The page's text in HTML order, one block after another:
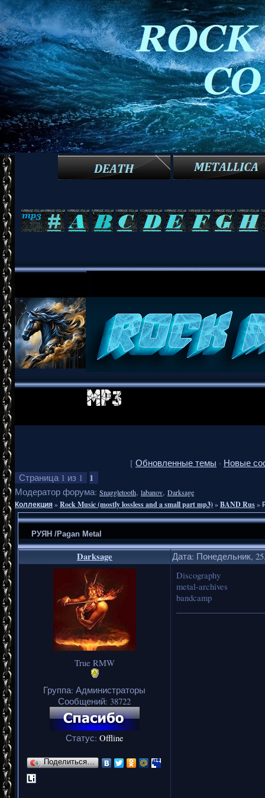
[ Обновленные темы · Новые
Страница 1 из 1 1
Модератор форума: Snaggletooth, labanov, Darksage
Коллекция»Rock Music (mostly lossless and a small part mp3)»BAND Rus»
РУЯН /Pagan Metal
Darksage Дата: Понедельник,
True RMW
Группа: Администраторы
Сообщений: 38722
Статус: Offline
Поделиться…
Discography
metal-archives
bandcamp